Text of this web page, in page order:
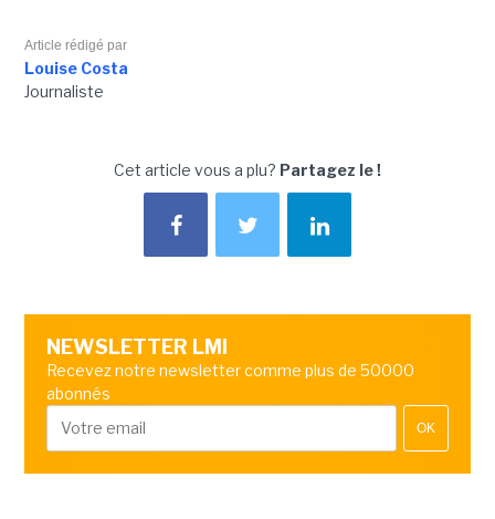
Article rédigé par
Louise Costa
Journaliste
Cet article vous a plu? Partagez le !
NEWSLETTER LMI
Recevez notre newsletter comme plus de 50000
abonnés
OK